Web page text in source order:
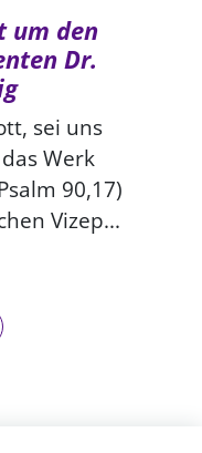
um den
Dr.
sei uns
Werk
90,17)
Vizep...